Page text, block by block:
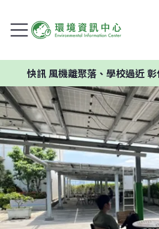
離聚落、學校過近 彰化福漢風電案